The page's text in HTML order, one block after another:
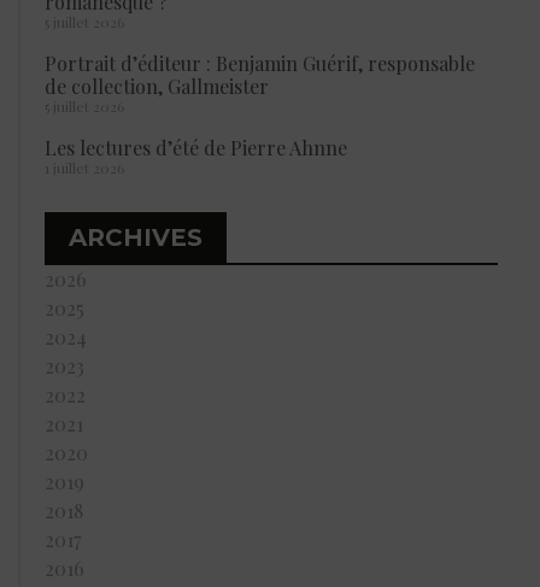
5 juillet 2026
Portrait d’éditeur : Benjamin Guérif, responsable
de collection, Gallmeister
5 juillet 2026
Les lectures d’été de Pierre Ahnne
1 juillet 2026
ARCHIVES
2026
2025
2024
2023
2022
2021
2020
2019
2018
2017
2016